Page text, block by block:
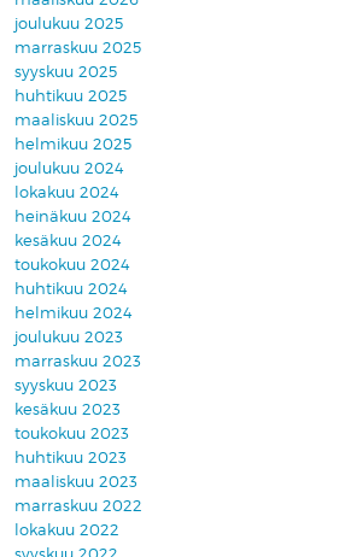
joulukuu 2025
marraskuu 2025
syyskuu 2025
huhtikuu 2025
maaliskuu 2025
helmikuu 2025
joulukuu 2024
lokakuu 2024
heinäkuu 2024
kesäkuu 2024
toukokuu 2024
huhtikuu 2024
helmikuu 2024
joulukuu 2023
marraskuu 2023
syyskuu 2023
kesäkuu 2023
toukokuu 2023
huhtikuu 2023
maaliskuu 2023
marraskuu 2022
lokakuu 2022